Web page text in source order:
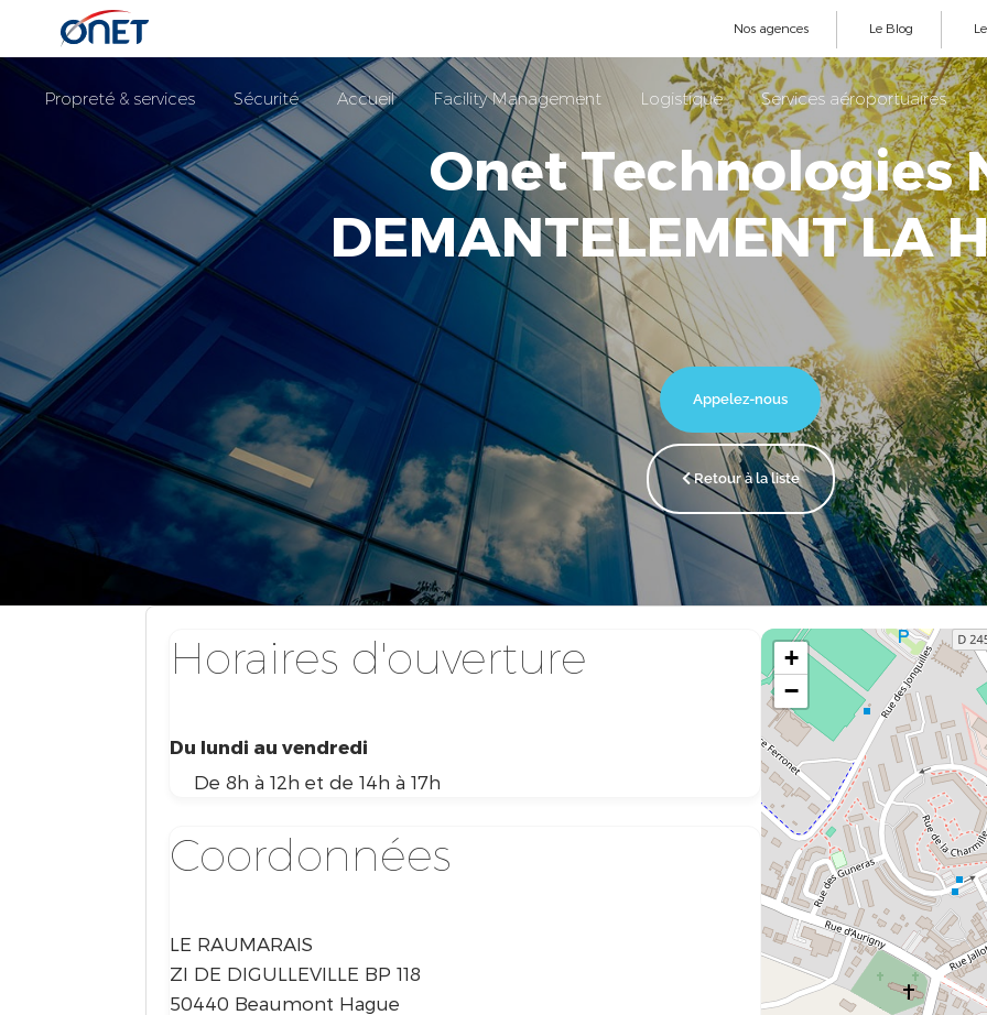
Nos agences Le Blog
Propreté & services Sécurité Accueil Facility Management Logistique Services aéroportuaires
Onet Technologies
DEMANTELEMENT LA
Appelez-nous
Retour à la liste
Horaires d'ouverture
Du lundi au vendredi
De 8h à 12h et de 14h à 17h
Coordonnées
LE RAUMARAIS
ZI DE DIGULLEVILLE BP 118
50440 Beaumont Hague
+
−